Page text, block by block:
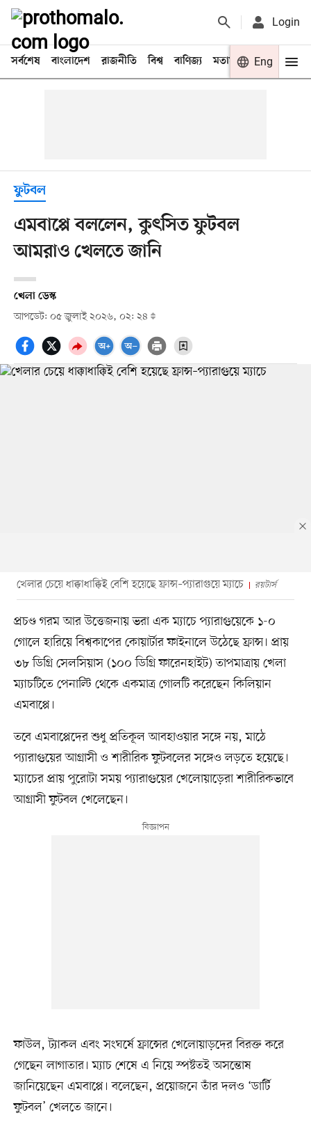
Login
সর্বশেষ বাংলাদেশ রাজনীতি বিশ্ব বাণিজ্য মতামত খেলা
Eng
ফুটবল
এমবাপ্পে বললেন, কুৎসিত ফুটবল
আমরাও খেলতে জানি
খেলা ডেস্ক
আপডেট: ০৫ জুলাই ২০২৬, ০২: ২৪
খেলার চেয়ে ধাক্কাধাক্কিই বেশি হয়েছে ফ্রান্স–প্যারাগুয়ে ম্যাচে রয়টার্স
প্রচণ্ড গরম আর উত্তেজনায় ভরা এক ম্যাচে প্যারাগুয়েকে ১-০
গোলে হারিয়ে বিশ্বকাপের কোয়ার্টার ফাইনালে উঠেছে ফ্রান্স। প্রায়
৩৮ ডিগ্রি সেলসিয়াস (১০০ ডিগ্রি ফারেনহাইট) তাপমাত্রায় খেলা
ম্যাচটিতে পেনাল্টি থেকে একমাত্র গোলটি করেছেন কিলিয়ান
এমবাপ্পে।
তবে এমবাপ্পেদের শুধু প্রতিকূল আবহাওয়ার সঙ্গে নয়, মাঠে
প্যারাগুয়ের আগ্রাসী ও শারীরিক ফুটবলের সঙ্গেও লড়তে হয়েছে।
ম্যাচের প্রায় পুরোটা সময় প্যারাগুয়ের খেলোয়াড়েরা শারীরিকভাবে
আগ্রাসী ফুটবল খেলেছেন।
ফাউল, ট্যাকল এবং সংঘর্ষে ফ্রান্সের খেলোয়াড়দের বিরক্ত করে
গেছেন লাগাতার। ম্যাচ শেষে এ নিয়ে স্পষ্টতই অসন্তোষ
জানিয়েছেন এমবাপ্পে। বলেছেন, প্রয়োজনে তাঁর দলও ‘ডার্টি
ফুটবল’ খেলতে জানে।